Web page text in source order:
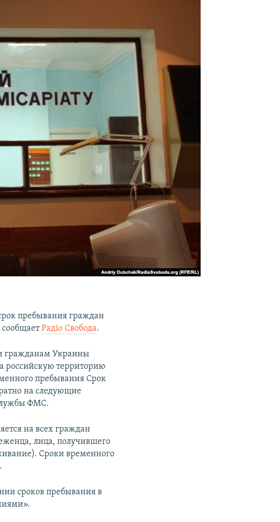
пребывания граждан
сообщаетРадіо Свобода.
гражданам Украины
российскую территорию
пребывания Срок
на следующие
ФМС.
на всех граждан
лица, получившего
Сроки временного
сроков пребывания в